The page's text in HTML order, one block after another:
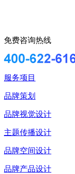
免费咨询热线
服务项目
品牌策划
品牌视觉设计
主题传播设计
品牌空间设计
品牌产品设计